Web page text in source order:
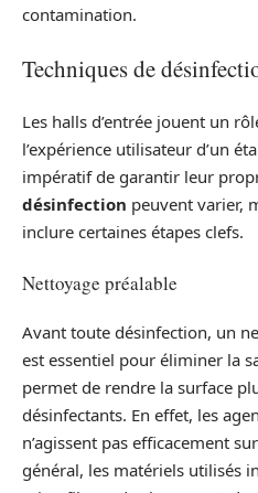
contamination.
Techniques de
Les halls d’entrée jouent un
l’expérience utilisateur d’un
impératif de garantir leur
désinfection peuvent varier,
inclure certaines étapes clefs.
Nettoyage préalable
Avant toute désinfection, un
est essentiel pour éliminer la
permet de rendre la surface
désinfectants. En effet, les
n’agissent pas efficacement
général, les matériels utilisés